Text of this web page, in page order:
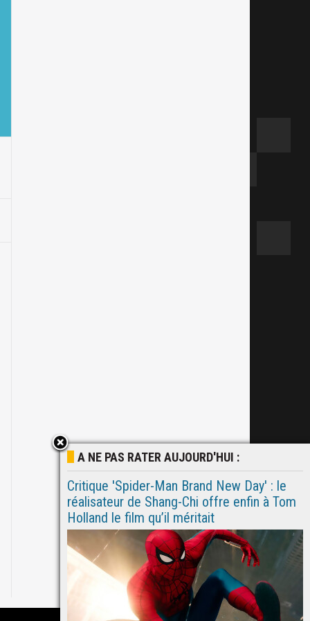
A NE PAS RATER AUJOURD'HUI :
Critique 'Spider-Man Brand New Day' : le
réalisateur de Shang-Chi offre enfin à Tom
Holland le film qu’il méritait